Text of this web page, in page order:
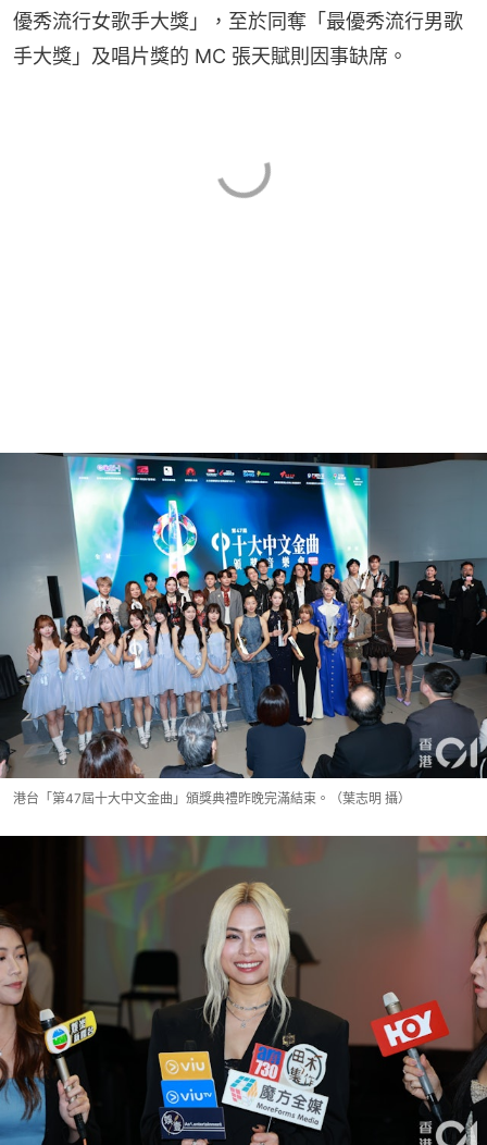
優秀流行女歌手大獎」，至於同奪「最優秀流行男歌
手大獎」及唱片獎的 MC 張天賦則因事缺席。
港台「第47屆十大中文金曲」頒獎典禮昨晚完滿結束。（葉志明 攝）